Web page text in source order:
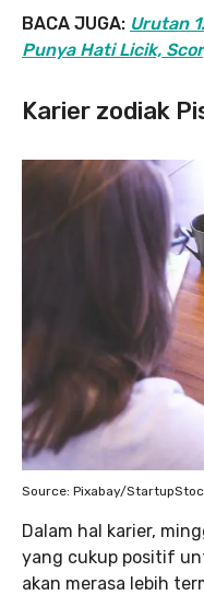
BACA JUGA: Urutan
Punya Hati Licik,
Karier zodiak
Source: Pixabay/
Dalam hal karier,
yang cukup positif
akan merasa lebih